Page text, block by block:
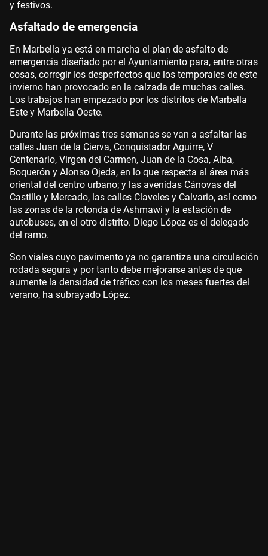
y festivos.
Asfaltado de emergencia
En Marbella ya está en marcha el plan de asfalto de
emergencia diseñado por el Ayuntamiento para, entre otras
cosas, corregir los desperfectos que los temporales de este
invierno han provocado en la calzada de muchas calles.
Los trabajos han empezado por los distritos de Marbella
Este y Marbella Oeste.
Durante las próximas tres semanas se van a asfaltar las
calles Juan de la Cierva, Conquistador Aguirre, V
Centenario, Virgen del Carmen, Juan de la Cosa, Alba,
Boquerón y Alonso Ojeda, en lo que respecta al área más
oriental del centro urbano; y las avenidas Cánovas del
Castillo y Mercado, las calles Claveles y Calvario, así como
las zonas de la rotonda de Ashmawi y la estación de
autobuses, en el otro distrito. Diego López es el delegado
del ramo.
Son viales cuyo pavimento ya no garantiza una circulación
rodada segura y por tanto debe mejorarse antes de que
aumente la densidad de tráfico con los meses fuertes del
verano, ha subrayado López.